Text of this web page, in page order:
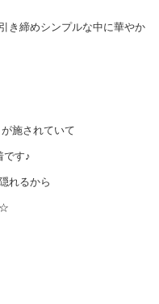
き締めシンプルな中に華やか
施されていて
です♪
れるから
☆